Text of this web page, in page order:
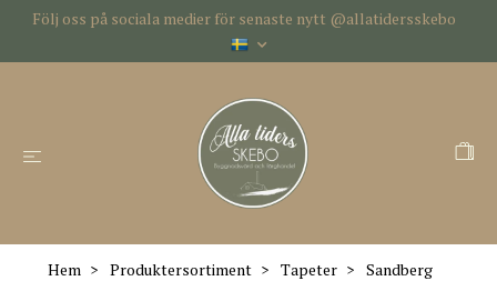
Följ oss på sociala medier för senaste nytt @allatidersskebo
Hem Produktersortiment Tapeter
Sandberg